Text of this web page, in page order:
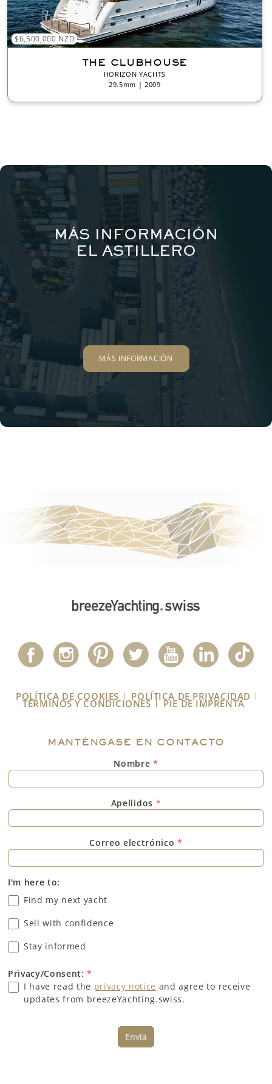
$6,500,000 NZD
THE CLUBHOUSE
HORIZON YACHTS
29.5mm | 2009
MÁS INFORMACIÓN
EL ASTILLERO
MÁS INFORMACIÓN
POLÍTICA DE COOKIES POLÍTICA DE PRIVACIDAD
TÉRMINOS Y CONDICIONES PIE DE IMPRENTA
MANTÉNGASE EN CONTACTO
Nombre*
Apellidos *
Correo electrónico*
I'm here to:
Find my next yacht
Sell with confidence
Stay informed
Privacy/Consent:*
I have read the privacy notice and agree to receive
updates from breezeYachting.swiss.
Envía